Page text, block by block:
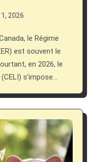
1, 2026
est souvent le
en 2026, le
s’impose…